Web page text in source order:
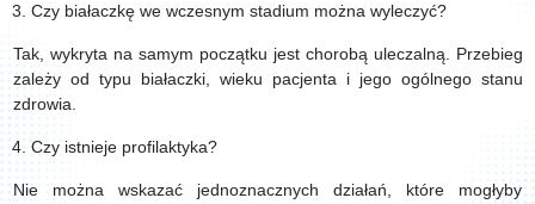
Czy białaczkę we wczesnym stadium można wyleczyć?
Tak, wykryta na samym początku jest chorobą uleczalną. Przebieg
zależy od typu białaczki, wieku pacjenta i jego ogólnego stanu
zdrowia.
Czy istnieje profilaktyka?
Nie można wskazać jednoznacznych działań, które mogłyby